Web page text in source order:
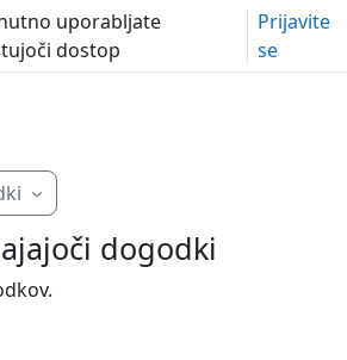
uporabljate
dostop
Prijavite
se
dogodki